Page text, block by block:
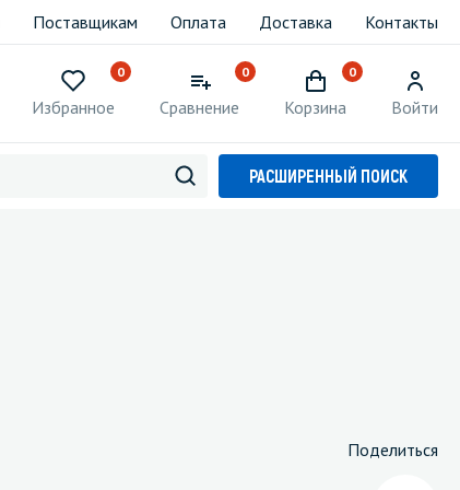
Поставщикам Оплата Доставка Контакты
0
Избранное
0
Сравнение
0
Корзина Войти
РАСШИРЕННЫЙ ПОИСК
Поделиться